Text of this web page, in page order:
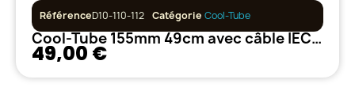
RéférenceD10-110-112 Catégorie Cool-Tube
Cool-Tube 155mm 49cm avec câble IEC 5m
49,00 €